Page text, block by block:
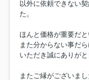
以外に依頼できない
た。
ほんと価格が重要だ
また分からない事だ
いただき誠にありがと
またご縁がございま